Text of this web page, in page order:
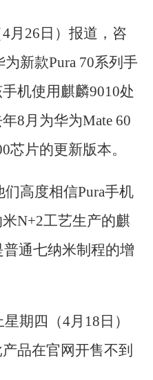
月26日）报道，咨
为新款Pura 70系列手
机使用麒麟9010处
8月为华为Mate 60
芯片的更新版本。
们高度相信Pura手机
N+2工艺生产的麒
通七纳米制程的增
期四（4月18日）
品在官网开售不到